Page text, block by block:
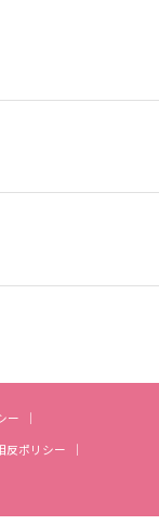
ー
反ポリシー